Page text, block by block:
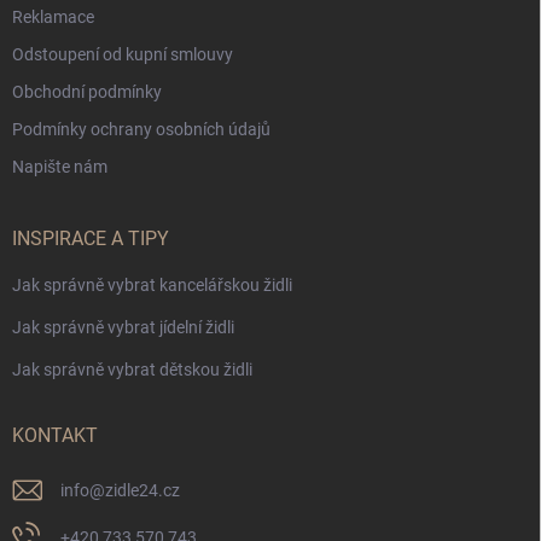
Reklamace
Odstoupení od kupní smlouvy
Obchodní podmínky
Podmínky ochrany osobních údajů
Napište nám
INSPIRACE A TIPY
Jak správně vybrat kancelářskou židli
Jak správně vybrat jídelní židli
Jak správně vybrat dětskou židli
KONTAKT
info@zidle24.cz